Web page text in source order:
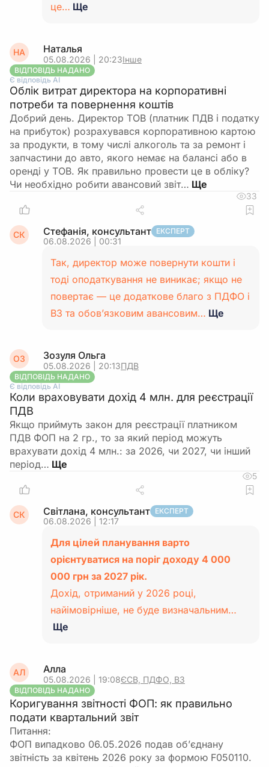
це… Ще
НА Наталья
05.08.2026 | 20:23Інше
ВІДПОВІДЬ НАДАНО
Є відповідь АІ
Облік витрат директора на корпоративні
потреби та повернення коштів
Добрий день. Директор ТОВ (платник ПДВ і податку
на прибуток) розрахувався корпоративною картою
за продукти, в тому числі алкоголь та за ремонт і
запчастини до авто, якого немає на балансі або в
оренді у ТОВ. Як правильно провести це в обліку?
Чи необхідно робити авансовий звіт…
33
СК Стефанія, консультант ЕКСПЕРТ
06.08.2026 | 00:31
Так, директор може повернути кошти і
тоді оподаткування не виникає; якщо не
повертає — це додаткове благо з ПДФО і
ВЗ та обов’язковим авансовим… Ще
ОЗ Зозуля Ольга
05.08.2026 | 20:13ПДВ
ВІДПОВІДЬ НАДАНО
Є відповідь АІ
Коли враховувати дохід 4 млн. для реєстрації
ПДВ
Якщо приймуть закон для реєстрації платником
ПДВ ФОП на 2 гр., то за який період можуть
врахувати дохід 4 млн.: за 2026, чи 2027, чи інший
період…
5
СК Світлана, консультант ЕКСПЕРТ
06.08.2026 | 12:17
Для цілей планування варто
орієнтуватися на поріг доходу 4 000
000 грн за 2027 рік.
Дохід, отриманий у 2026 році,
найімовірніше, не буде визначальним…
Ще
АЛ Алла
05.08.2026 | 19:08ЄСВ, ПДФО, ВЗ
ВІДПОВІДЬ НАДАНО
Коригування звітності ФОП: як правильно
подати квартальний звіт
Питання:
ФОП випадково 06.05.2026 подав об’єднану
звітність за квітень 2026 року за формою F050110.